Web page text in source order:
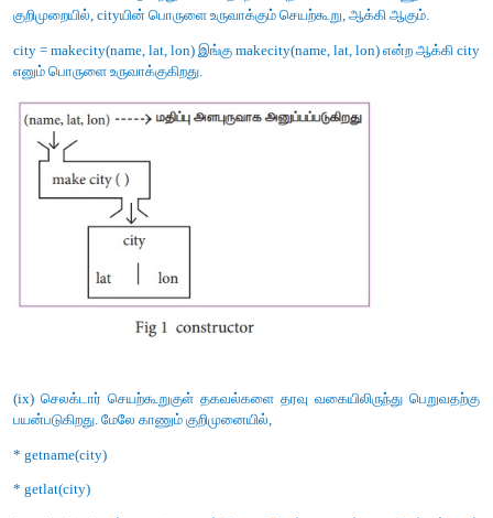
(c) student [rno, name, mark]
(d) day= ('sun', 'mon', 'tue', 'wed')
(e) x = [2, 5, 6.5, [5, 6], 8.2]
(f) employee [eno, ename, esal, eaddress]
. (i) a. List
(iii) c. Class
(vi) f. Class
பகுதி - ஈ